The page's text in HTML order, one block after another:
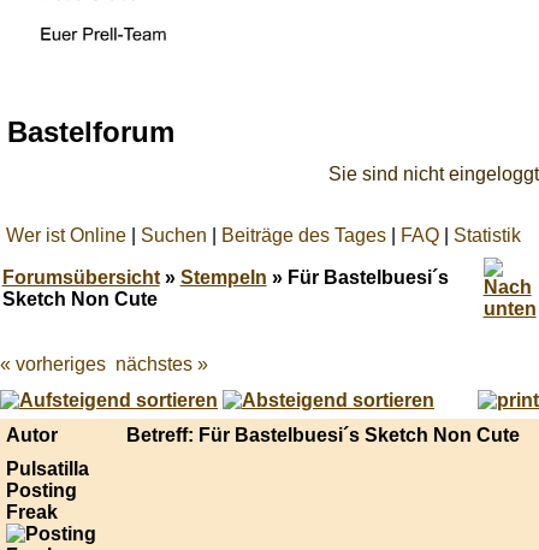
Bastelforum
Sie sind nicht eingeloggt
Wer ist Online Suchen Beiträge des Tages FAQ Statistik
Forumsübersicht» Stempeln » Für Bastelbuesi´s
Sketch Non Cute
Best
online
live
casino
« vorheriges nächstes »
Autor
Betreff: Für Bastelbuesi´s Sketch Non Cute
Pulsatilla
Posting
Freak